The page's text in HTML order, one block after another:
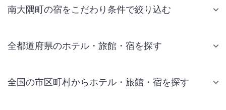
南大隅町の宿をこだわり条件で絞り込む
全都道府県のホテル・旅館・宿を探す
全国の市区町村からホテル・旅館・宿を探す